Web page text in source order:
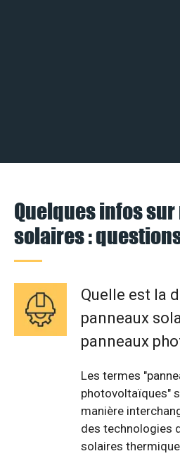
Quelques infos
solaires :
Quelle est la
panneaux
panneaux
Les termes
photovoltaïques"
manière
des technologies
solaires